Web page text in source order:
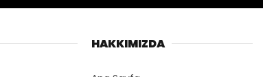
HAKKIMIZDA